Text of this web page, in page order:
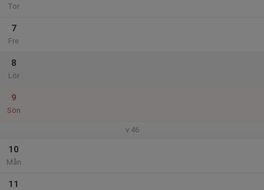
Tor
7
Fre
8
Lör
9
Sön
v.46
10
Mån
11